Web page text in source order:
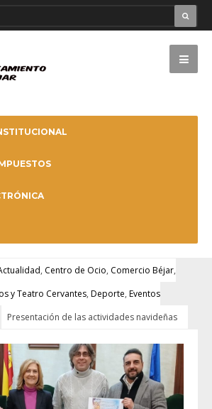
, Centro de Ocio, Comercio Béjar,
y Teatro Cervantes, Deporte, Eventos
Presentación de las actividades navideñas